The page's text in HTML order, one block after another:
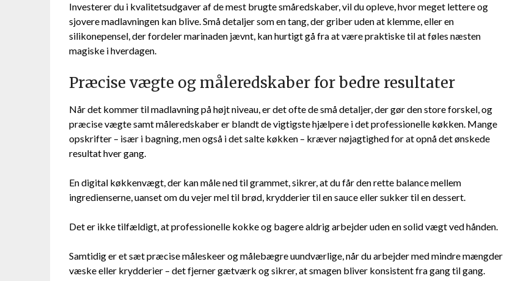
Investerer du i kvalitetsudgaver af de mest brugte småredskaber, vil du opleve, hvor meget lettere og
sjovere madlavningen kan blive. Små detaljer som en tang, der griber uden at klemme, eller en
silikonepensel, der fordeler marinaden jævnt, kan hurtigt gå fra at være praktiske til at føles næsten
magiske i hverdagen.
Præcise vægte og måleredskaber for bedre resultater
Når det kommer til madlavning på højt niveau, er det ofte de små detaljer, der gør den store forskel, og
præcise vægte samt måleredskaber er blandt de vigtigste hjælpere i det professionelle køkken. Mange
opskrifter – især i bagning, men også i det salte køkken – kræver nøjagtighed for at opnå det ønskede
resultat hver gang.
En digital køkkenvægt, der kan måle ned til grammet, sikrer, at du får den rette balance mellem
ingredienserne, uanset om du vejer mel til brød, krydderier til en sauce eller sukker til en dessert.
Det er ikke tilfældigt, at professionelle kokke og bagere aldrig arbejder uden en solid vægt ved hånden.
Samtidig er et sæt præcise måleskeer og målebægre uundværlige, når du arbejder med mindre mængder
væske eller krydderier – det fjerner gætværk og sikrer, at smagen bliver konsistent fra gang til gang.